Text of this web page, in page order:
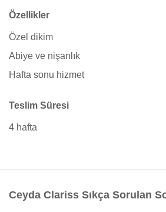
Özellikler
Özel dikim
Abiye ve nişanlık
Hafta sonu hizmet
Teslim Süresi
4 hafta
Ceyda Clariss Sıkça Sorulan